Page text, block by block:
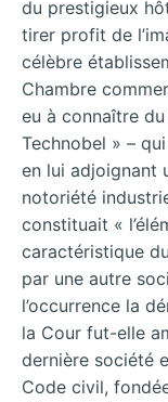
du prestigieux
tirer profit de
célèbre
Chambre
eu à connaître du
Technobel » –
en lui adjoignant
notoriété
constituait «
caractéristique
par une autre
l’occurrence la
la Cour fut-elle
dernière société
Code civil,